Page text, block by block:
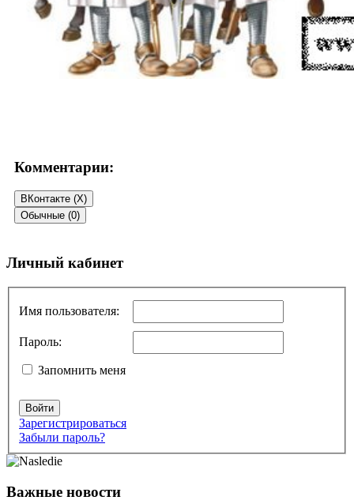
Комментарии:
ВКонтакте (X)
Обычные (0)
Добавить комментарий
помечены*
Комментарий
Имя*
Email*
Личный кабинет
Имя пользователя:
Пароль:
Запомнить меня
Войти
Зарегистрироваться
Забыли пароль?
Важные новости